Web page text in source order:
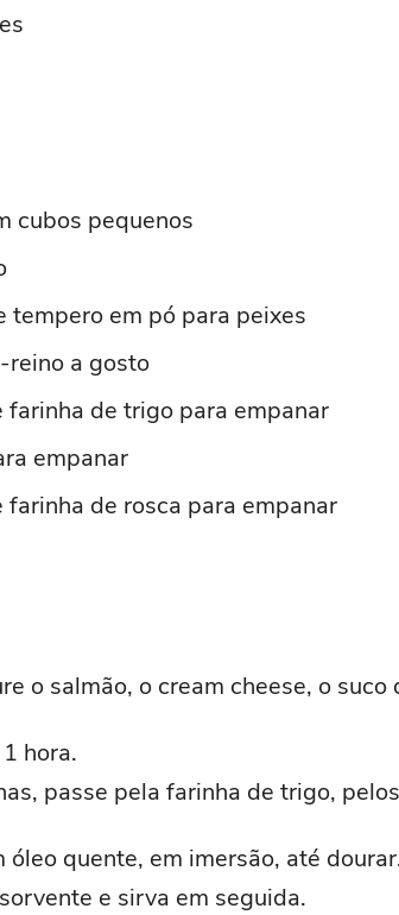
cubos pequenos
tempero em pó para peixes
reino a gosto
farinha de trigo para empanar
empanar
farinha de rosca para empanar
o salmão, o cream cheese, o
hora.
passe pela farinha de trigo,
óleo quente, em imersão, até
e sirva em seguida.